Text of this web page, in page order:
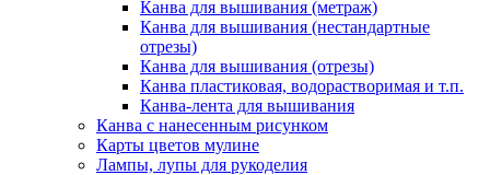
Канва для вышивания (метраж)
Канва для вышивания (нестандартные
отрезы)
Канва для вышивания (отрезы)
Канва пластиковая, водорастворимая и т.п.
Канва-лента для вышивания
Канва с нанесенным рисунком
Карты цветов мулине
Лампы, лупы для рукоделия